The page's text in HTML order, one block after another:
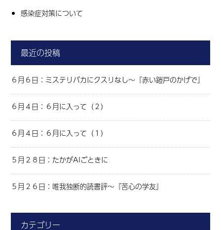
感染症対策について
最近の投稿
６月６日：ミステリバカにクスリなし～『赤い鎧戸のかげで』
６月４日：６月に入って（２）
６月４日：６月に入って（１）
５月２８日：たかがAIごときに
５月２６日：唯我独断的読書評～『苦心の学友』
カテゴリー